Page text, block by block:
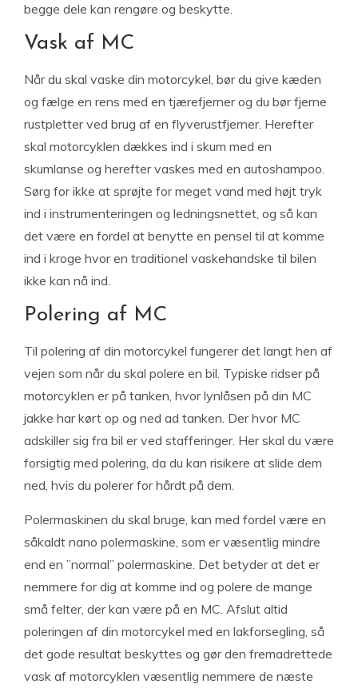
begge dele kan rengøre og beskytte.
Vask af MC
Når du skal vaske din motorcykel, bør du give kæden
og fælge en rens med en tjærefjerner og du bør fjerne
rustpletter ved brug af en flyverustfjerner. Herefter
skal motorcyklen dækkes ind i skum med en
skumlanse og herefter vaskes med en autoshampoo.
Sørg for ikke at sprøjte for meget vand med højt tryk
ind i instrumenteringen og ledningsnettet, og så kan
det være en fordel at benytte en pensel til at komme
ind i kroge hvor en traditionel vaskehandske til bilen
ikke kan nå ind.
Polering af MC
Til polering af din motorcykel fungerer det langt hen af
vejen som når du skal polere en bil. Typiske ridser på
motorcyklen er på tanken, hvor lynlåsen på din MC
jakke har kørt op og ned ad tanken. Der hvor MC
adskiller sig fra bil er ved stafferinger. Her skal du være
forsigtig med polering, da du kan risikere at slide dem
ned, hvis du polerer for hårdt på dem.
Polermaskinen du skal bruge, kan med fordel være en
såkaldt nano polermaskine, som er væsentlig mindre
end en ”normal” polermaskine. Det betyder at det er
nemmere for dig at komme ind og polere de mange
små felter, der kan være på en MC. Afslut altid
poleringen af din motorcykel med en lakforsegling, så
det gode resultat beskyttes og gør den fremadrettede
vask af motorcyklen væsentlig nemmere de næste